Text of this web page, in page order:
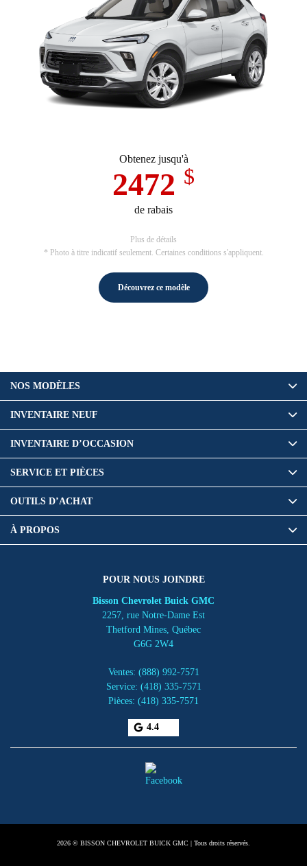
Obtenez jusqu'à
2472 $
de rabais
Plus de détails
* Photo à titre indicatif seulement. Certaines conditions s'appliquent.
Découvrez ce modèle
POUR NOUS JOINDRE
Bisson Chevrolet Buick GMC
2257, rue Notre-Dame Est
Thetford Mines, Québec
G6G 2W4
Ventes: (888) 992-7571
Service: (418) 335-7571
Pièces: (418) 335-7571
4.4
NOS MODÈLES
INVENTAIRE NEUF
INVENTAIRE D’OCCASION
SERVICE ET PIÈCES
OUTILS D’ACHAT
À PROPOS
2026 © BISSON CHEVROLET BUICK GMC | Tous droits réservés.